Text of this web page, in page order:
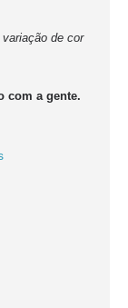
de cor
com a gente.